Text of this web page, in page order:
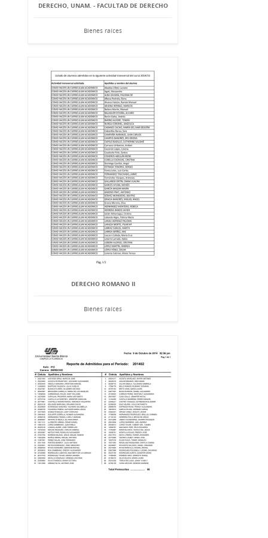
DERECHO, UNAM. - FACULTAD DE DERECHO
Bienes raíces
DERECHO ROMANO II
Bienes raíces